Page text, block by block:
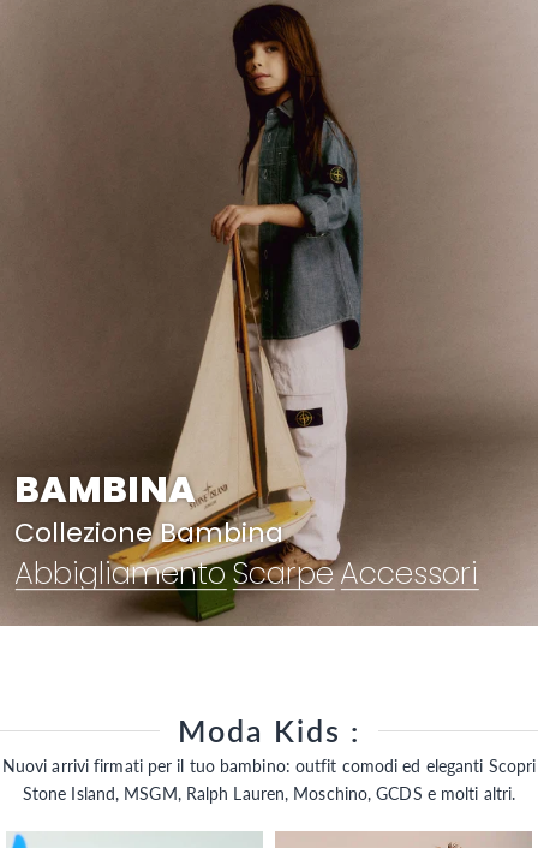
BAMBINA
Collezione Bambina
AbbigliamentoScarpeAccessori
Moda Kids :
Nuovi arrivi firmati per il tuo bambino: outfit comodi ed eleganti Scopri
Stone Island, MSGM, Ralph Lauren, Moschino, GCDS e molti altri.